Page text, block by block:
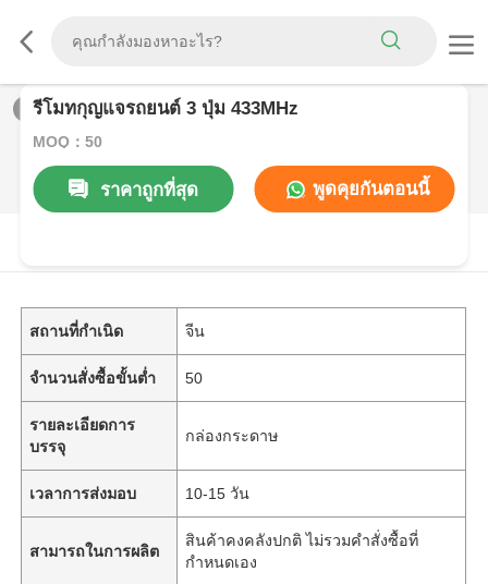
/0
รีโมทกุญแจรถยนต์ 3 ปุ่ม 433MHz
MOQ：50
ราคาถูกที่สุด พูดคุยกันตอนนี้
สถานที่กำเนิด จีน
จำนวนสั่งซื้อขั้นต่ำ 50
รายละเอียดการ
บรรจุ
กล่องกระดาษ
เวลาการส่งมอบ 10-15 วัน
สามารถในการผลิต
สินค้าคงคลังปกติ ไม่รวมคำสั่งซื้อที่
กำหนดเอง